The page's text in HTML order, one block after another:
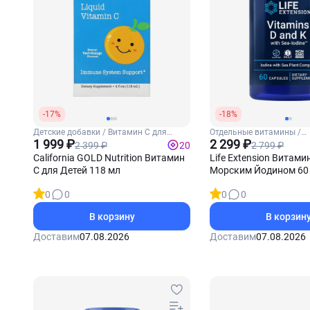
-17%
Детские добавки / Витамин С для
детей
1 999 ₽2 399 ₽
20
California GOLD Nutrition Витамин
С для Детей 118 мл
0
0
В корзину
Доставим07.08.2026
-18%
Отдельные витамины /
Витамины Д3 и К2
2 299 ₽2 799 ₽
Life Extension
Морским Йодином 60
0
0
В
Доставим07.08.2026